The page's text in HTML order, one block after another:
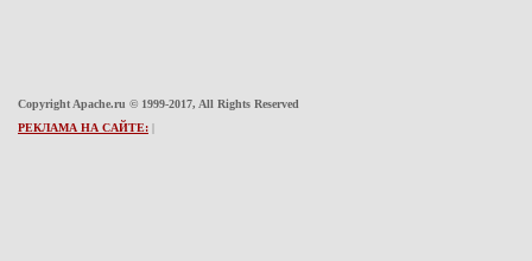
Copyright Apache.ru © 1999-2017, All Rights Reserved
РЕКЛАМА НА САЙТЕ: |